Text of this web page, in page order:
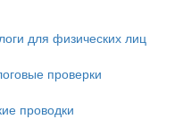
для физических лиц
проверки
проводки